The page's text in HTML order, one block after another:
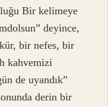
Bir kelimeye
deyince,
bir nefes, bir
kahvemizi
de uyandık”
derin bir